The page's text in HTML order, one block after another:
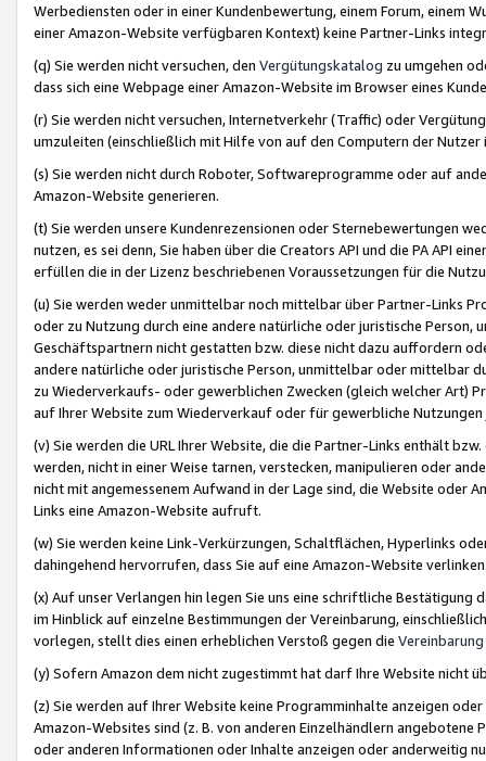
Werbediensten oder in einer Kundenbewertung, einem Forum, einem
einer Amazon-Website verfügbaren Kontext) keine Partner-Links
(q) Sie werden nicht versuchen, den Vergütungskatalog zu umgehen
dass sich eine Webpage einer Amazon-Website im Browser eines
(r) Sie werden nicht versuchen, Internetverkehr (Traffic) oder
umzuleiten (einschließlich mit Hilfe von auf den Computern der
(s) Sie werden nicht durch Roboter, Softwareprogramme oder auf
Amazon-Website generieren.
(t) Sie werden unsere Kundenrezensionen oder Sternebewertungen
nutzen, es sei denn, Sie haben über die Creators API und die PA API
erfüllen die in der Lizenz beschriebenen Voraussetzungen für die
(u) Sie werden weder unmittelbar noch mittelbar über Partner-Links
oder zu Nutzung durch eine andere natürliche oder juristische
Geschäftspartnern nicht gestatten bzw. diese nicht dazu auffordern
andere natürliche oder juristische Person, unmittelbar oder mittelbar
zu Wiederverkaufs- oder gewerblichen Zwecken (gleich welcher Art)
auf Ihrer Website zum Wiederverkauf oder für gewerbliche
(v) Sie werden die URL Ihrer Website, die die Partner-Links enthält
werden, nicht in einer Weise tarnen, verstecken, manipulieren oder
nicht mit angemessenem Aufwand in der Lage sind, die Website oder
Links eine Amazon-Website aufruft.
(w) Sie werden keine Link-Verkürzungen, Schaltflächen, Hyperlinks
dahingehend hervorrufen, dass Sie auf eine Amazon-Website
(x) Auf unser Verlangen hin legen Sie uns eine schriftliche
im Hinblick auf einzelne Bestimmungen der Vereinbarung,
vorlegen, stellt dies einen erheblichen Verstoß gegen die Vereinbarung
(y) Sofern Amazon dem nicht zugestimmt hat darf Ihre Website nicht
(z) Sie werden auf Ihrer Website keine Programminhalte anzeigen
Amazon-Websites sind (z. B. von anderen Einzelhändlern
oder anderen Informationen oder Inhalte anzeigen oder anderweitig